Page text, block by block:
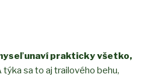
unaví prakticky všetko,
týka sa to aj trailového behu,